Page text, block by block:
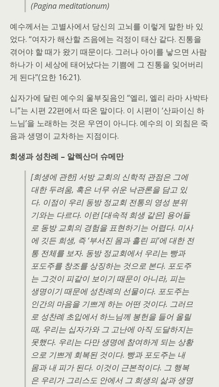
(Pagina meditationum)
예수께서는 고별사에서 당신의 고뇌를 이렇게 말한 바 있
었다. “여자가 해산할 즈음에는 걱정이 태산 같다. 진통을
겪어야 할 때가 왔기 때문이다. 그러나 아이를 낳으면 사람
하나가 이 세상에 태어났다는 기쁨에 그 진통을 잊어버리
게 된다”(요한 16:21).
십자가에 달린 예수의 울부짖음인 “엘리, 엘리 라마 사박타
니”는 시편 22편에서 따온 말이다. 이 시편이 ‘산파이신 하
느님’을 노래하는 것은 우연이 아니다. 예수의 이 외침은 죽
음과 생명이 교차하는 지점이다.
희생과 성찬례 – 알렉산더 슈메만
[희생에 관한] 서방 교회의 신학적 관점은 그에
대한 두려움, 혹은 너무 쉬운 낙관론을 담고 있
다. 이점이 우리 동방 정교회 전통의 영성 분위
기와는 다르다. 이런 [대속적 희생 같은] 용어들
로 동방 교회의 경험을 표현하기는 어렵다. 미사
에 깃든 희생, 즉 ‘부서진 몸과 흘린 피’에 대한 전
통 전체를 보자. 동방 정교회에서 우리는 빵과
포도주를 창조를 상징하는 것으로 본다. 포도주
는 그것이 피같이 보이기 때문이 아니라, 피는
생명이기 때문에 성찬례의 선물이다. 포도주는
인간의 마음을 기쁘게 하는 어떤 것이다. 그러므
로 성찬례 초입에서 하느님께 봉헌을 들어 올릴
때, 우리는 십자가와 그 고난에 아직 도달하지는
못했다. 우리는 다만 생명에 참여하게 되는 상황
으로 기쁘게 회복된 것이다. 빵과 포도주는 내
몸과 내 피가 된다. 이것이 근본적이다. 그 행복
은 우리가 그리스도 안에서 그 희생의 삶과 생명